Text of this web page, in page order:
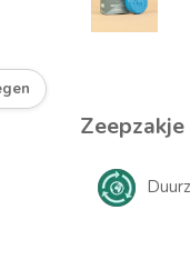
Zeepzakje